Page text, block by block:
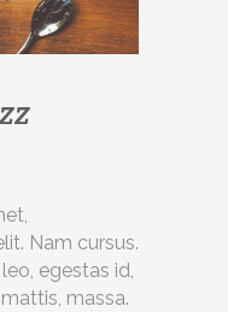
Nam cursus.
egestas id,
massa.